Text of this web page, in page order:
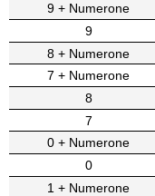
9 + Numerone
9
8 + Numerone
7 + Numerone
8
7
0 + Numerone
0
1 + Numerone